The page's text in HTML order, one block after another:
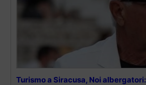
Turismo a Siracusa, Noi